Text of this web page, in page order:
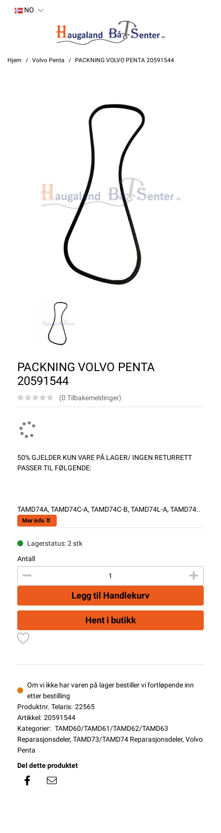
NO
Hjem Volvo Penta PACKNING VOLVO PENTA 20591544
PACKNING VOLVO PENTA
20591544
(0 Tilbakemeldinger)
50% GJELDER KUN VARE PÅ LAGER/ INGEN RETURRETT
PASSER TIL FØLGENDE:
TAMD74A, TAMD74C-A, TAMD74C-B, TAMD74L-A, TAMD74..
Mer info
Lagerstatus: 2 stk
Antall
Legg til Handlekurv
Hent i butikk
Om vi ikke har varen på lager bestiller vi fortløpende inn
etter bestilling
Produktnr. Telaris: 22565
Artikkel: 20591544
Kategorier: TAMD60/TAMD61/TAMD62/TAMD63
Reparasjonsdeler, TAMD73/TAMD74 Reparasjonsdeler, Volvo
Penta
Del dette produktet